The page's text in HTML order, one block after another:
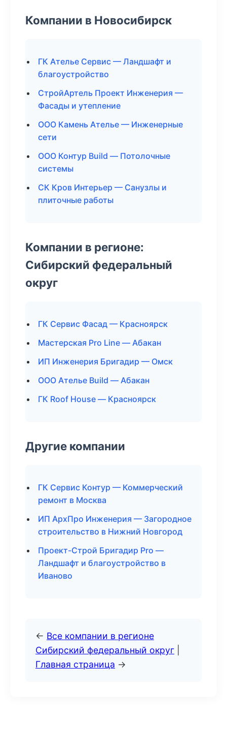
Компании в Новосибирск
ГК Ателье Сервис — Ландшафт и
благоустройство
СтройАртель Проект Инженерия —
Фасады и утепление
ООО Камень Ателье — Инженерные
сети
ООО Контур Build — Потолочные
системы
СК Кров Интерьер — Санузлы и
плиточные работы
Компании в регионе:
Сибирский федеральный
округ
ГК Сервис Фасад — Красноярск
Мастерская Pro Line — Абакан
ИП Инженерия Бригадир — Омск
ООО Ателье Build — Абакан
ГК Roof House — Красноярск
Другие компании
ГК Сервис Контур — Коммерческий
ремонт в Москва
ИП АрхПро Инженерия — Загородное
строительство в Нижний Новгород
Проект-Строй Бригадир Pro —
Ландшафт и благоустройство в
Иваново
← Все компании в регионе
Сибирский федеральный округ
Главная страница →